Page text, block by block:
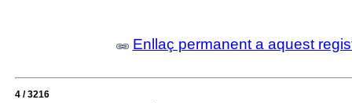
Enllaç permanent a aquest
4 / 3216